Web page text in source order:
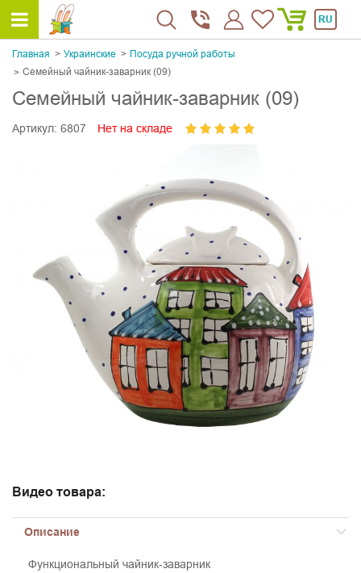
RU
Главная Украинскиe
Посуда ручной работы
Семейный чайник-заварник (09)
Семейный чайник-заварник (09)
Артикул: 6807 Нет на складе
Видео товара:
Описание
Функциональный чайник-заварник